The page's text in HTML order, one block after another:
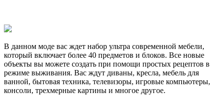
В данном моде вас ждет набор ультра современной мебели,
который включает более 40 предметов и блоков. Все новые
объекты вы можете создать при помощи простых рецептов в
режиме выживания. Вас ждут диваны, кресла, мебель для
ванной, бытовая техника, телевизоры, игровые компьютеры,
консоли, трехмерные картины и многое другое.